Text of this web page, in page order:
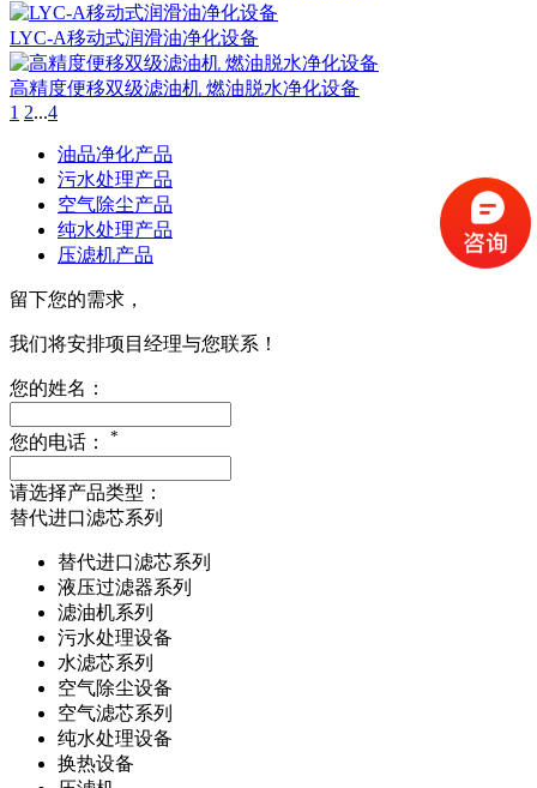
LYC-A移动式润滑油净化设备
高精度便移双级滤油机 燃油脱水净化设备
1 2...4
油品净化产品
污水处理产品
空气除尘产品
纯水处理产品
压滤机产品
留下您的需求，
我们将安排项目经理与您联系！
您的姓名：
您的电话： *
请选择产品类型：
替代进口滤芯系列
替代进口滤芯系列
液压过滤器系列
滤油机系列
污水处理设备
水滤芯系列
空气除尘设备
空气滤芯系列
纯水处理设备
换热设备